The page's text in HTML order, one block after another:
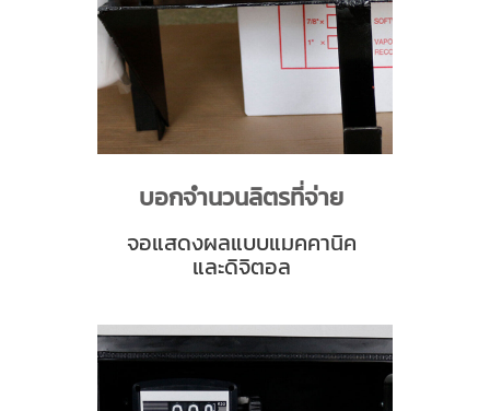
บอกจำนวนลิตรที่จ่าย
จอแสดงผลแบบแมคคานิค
และดิจิตอล